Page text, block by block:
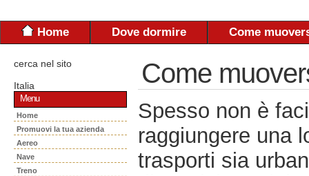
Home Dove dormire Come
cerca nel sito
Italia
Menu
Home
Promuovi la tua azienda
Aereo
Nave
Treno
Come
Spesso non è
raggiungere una
trasporti sia